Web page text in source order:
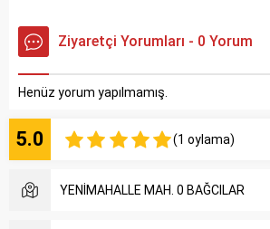
Ziyaretçi Yorumları - 0 Yorum
Henüz yorum yapılmamış.
5.0 (1 oylama)
YENİMAHALLE MAH. 0 BAĞCILAR